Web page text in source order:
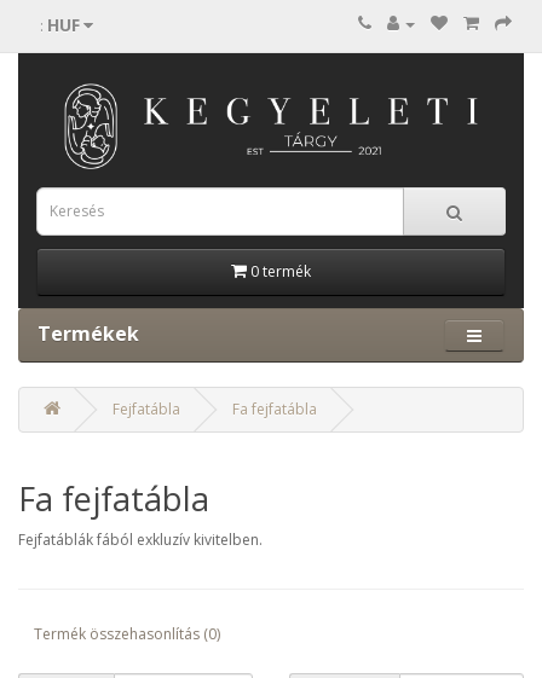
: HUF
0 termék
Termékek
Fejfatábla Fa fejfatábla
Fa fejfatábla
Fejfatáblák fából exkluzív kivitelben.
Termék összehasonlítás (0)